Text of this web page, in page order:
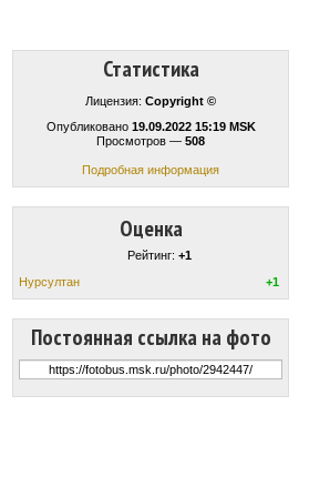
Статистика
Лицензия: Copyright ©
Опубликовано 19.09.2022 15:19 MSK
Просмотров — 508
Подробная информация
Оценка
Рейтинг: +1
Нурсултан
+1
Постоянная ссылка на фото